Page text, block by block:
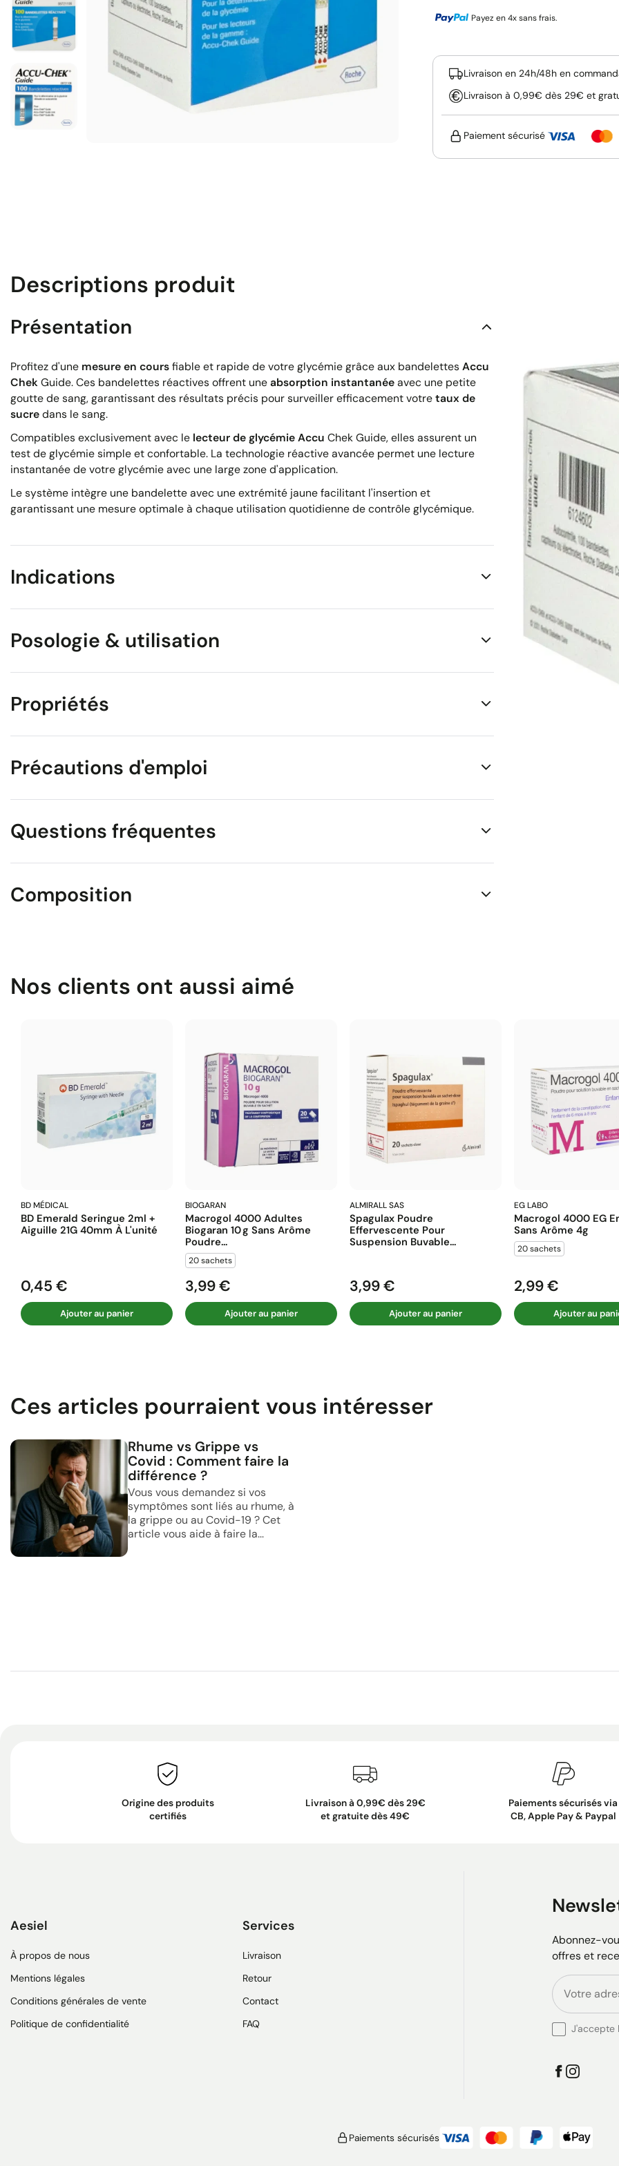
Payez en 4x sans frais.
Livraison en 24h/48h en
Livraison à 0,99€ dès 29€ et
Paiement sécurisé
Descriptions produit
Présentation
Profitez d'une mesure en coursfiable et rapide de votre glycémie grâce aux bandelettes Accu
ChekGuide. Ces bandelettes réactives offrent uneabsorption instantanéeavec une petite
goutte de sang, garantissant des résultats précis pour surveiller efficacement votretaux de
sucredans le sang.
Compatibles exclusivement avec le lecteur de glycémie Accu Chek Guide, elles assurent un
test de glycémie simple et confortable. La technologie réactive avancée permet une lecture
instantanée de votre glycémie avec une large zone d'application.
Le système intègre une bandelette avec une extrémité jaune facilitant l'insertion et
garantissant une mesure optimale à chaque utilisation quotidienne de contrôle glycémique.
Indications
Posologie & utilisation
Propriétés
Précautions d'emploi
Questions fréquentes
Composition
Nos clients ont aussi aimé
BD MÉDICAL
BD Emerald Seringue 2ml +
Aiguille 21G 40mm À L'unité
Prix
0,45 €
Ajouter au panier
BIOGARAN
Macrogol 4000 Adultes
Biogaran 10 G Sans Arôme
Poudre...
20 sachets
Prix
3,99 €
Ajouter au panier
ALMIRALL SAS
Spagulax Poudre
Effervescente Pour
Suspension Buvable...
Prix
3,99 €
Ajouter au panier
EG LABO
Macrogol 4000 EG
Sans Arôme 4g
20 sachets
Prix
2,99 €
Ajouter au
Ces articles pourraient vous intéresser
Rhume vs Grippe vs
Covid : Comment faire la
différence ?
Vous vous demandez si vos
symptômes sont liés au rhume, à
la grippe ou au Covid-19 ? Cet
article vous aide à faire la...
Origine des produits
certifiés
Livraison à 0,99€ dès 29€
et gratuite dès 49€
Paiements sécurisés via
CB, Apple Pay & Paypal
Aesiel
À propos de nous
Mentions légales
Conditions générales de vente
Politique de confidentialité
Services
Livraison
Retour
Contact
FAQ
Abonnez-
offres et
J'accepte
Paiements sécurisés